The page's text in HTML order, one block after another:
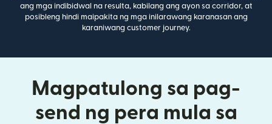
ang mga indibidwal na resulta, kabilang ang ayon sa corridor, at
posibleng hindi maipakita ng mga inilarawang karanasan ang
karaniwang customer journey.
Magpatulong sa pag-
send ng pera mula sa